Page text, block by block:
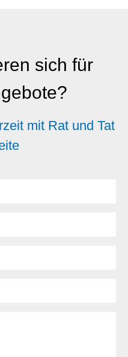
sich für
mit Rat und Tat